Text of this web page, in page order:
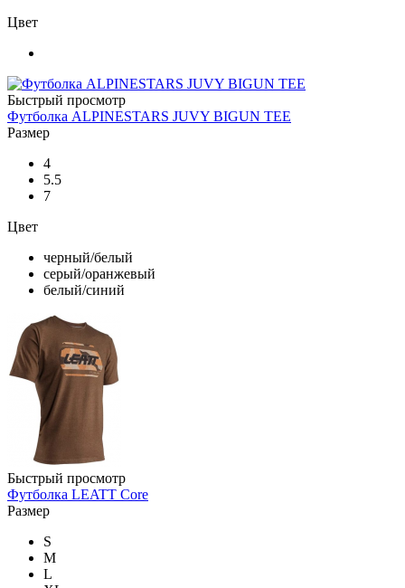
Цвет
Быстрый просмотр
Футболка ALPINESTARS JUVY BIGUN TEE
Размер
4
5.5
7
Цвет
черный/белый
серый/оранжевый
белый/синий
Быстрый просмотр
Футболка LEATT Core
Размер
S
M
L